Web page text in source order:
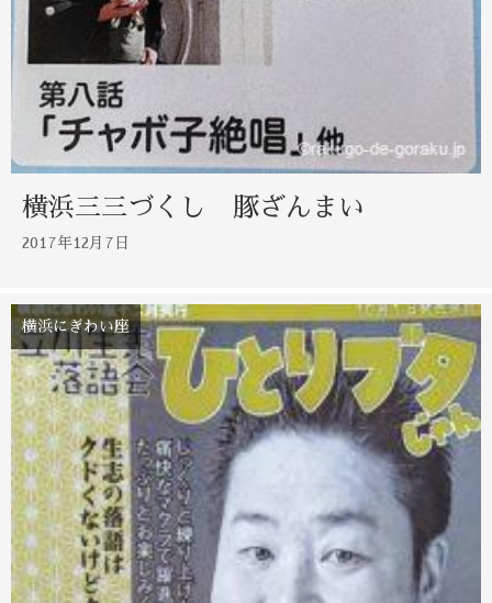
横浜三三づくし 豚ざんまい
2017年12月7日
横浜にぎわい座